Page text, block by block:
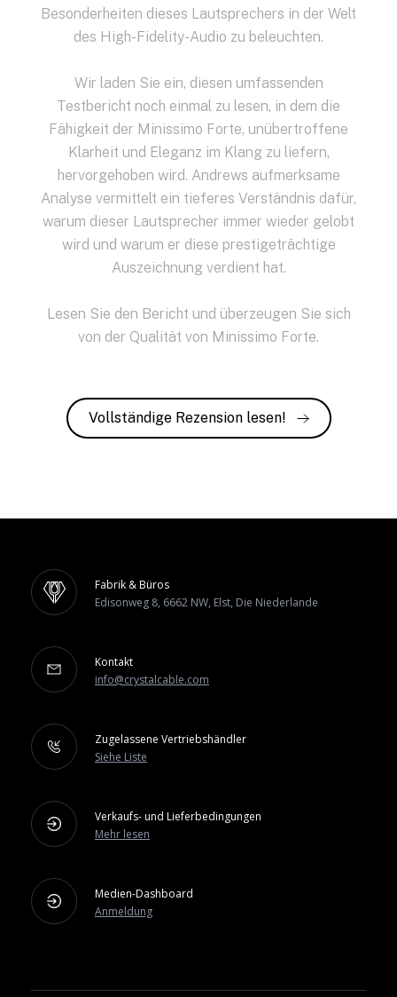
Besonderheiten dieses Lautsprechers in der Welt
des High-Fidelity-Audio zu beleuchten.
Wir laden Sie ein, diesen umfassenden
Testbericht noch einmal zu lesen, in dem die
Fähigkeit der Minissimo Forte, unübertroffene
Klarheit und Eleganz im Klang zu liefern,
hervorgehoben wird. Andrews aufmerksame
Analyse vermittelt ein tieferes Verständnis dafür,
warum dieser Lautsprecher immer wieder gelobt
wird und warum er diese prestigeträchtige
Auszeichnung verdient hat.
Lesen Sie den Bericht und überzeugen Sie sich
von der Qualität von Minissimo Forte.
Vollständige Rezension lesen!
Fabrik & Büros
Edisonweg 8, 6662 NW, Elst, Die Niederlande
Kontakt
info@crystalcable.com
Zugelassene Vertriebshändler
Siehe Liste
Verkaufs- und Lieferbedingungen
Mehr lesen
Medien-Dashboard
Anmeldung